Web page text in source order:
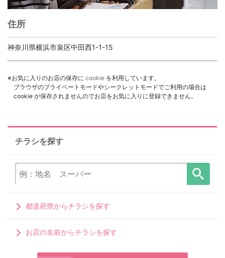
住所
神奈川県横浜市泉区中田西1-1-15
※お気に入りのお店の保存に cookie を利用しています。
ブラウザのプライベートモードやシークレットモードでご利用の場合は
cookie が保存されませんのでお店をお気に入りに登録できません。
チラシを探す
都道府県からチラシを探す
お店の名前からチラシを探す